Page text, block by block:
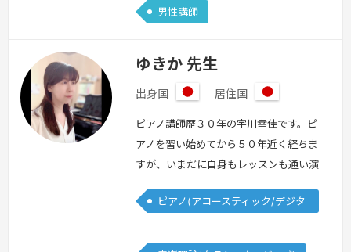
男性講師
ゆきか 先生
出身国
本
居住国
本
ピアノ講師歴３０年の宇川幸佳です。ピ
アノを習い始めてから５０年近く経ちま
すが、いまだに自身もレッスンも通い演
までおそらく数百人、そして３歳〜９１
た。私が皆さんのお役に立てれば嬉しい
ピアノ(アコースティック/デジタ